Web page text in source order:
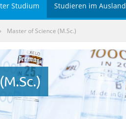
Studium Studieren im Ausland
Master of Science (M.Sc.)